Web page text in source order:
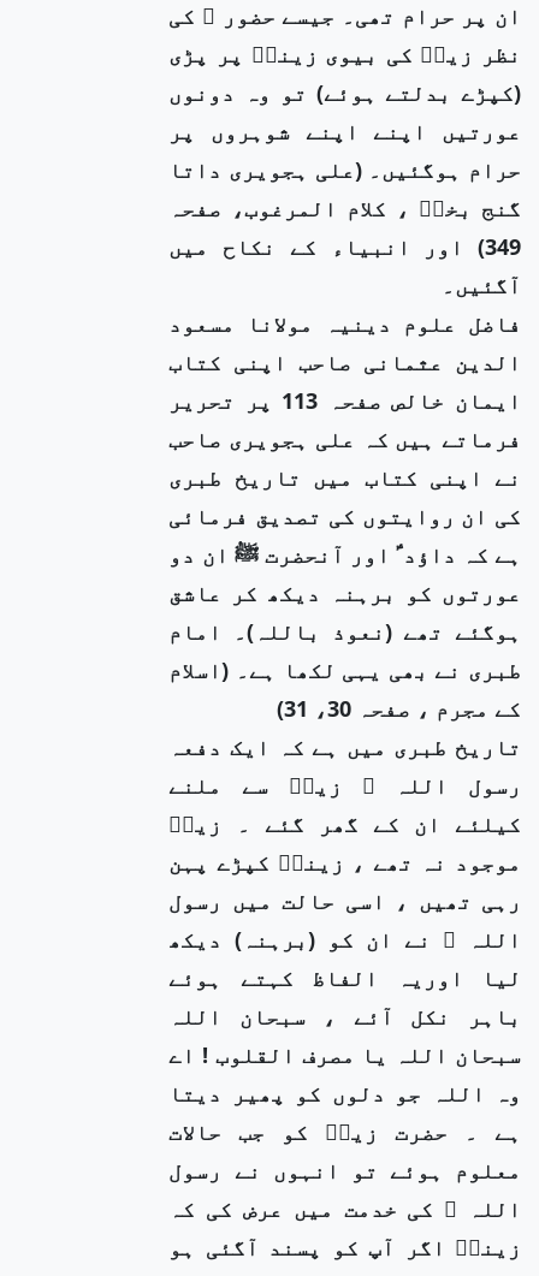
ان پر حرام تھی۔ جیسے حضور ﷺ کی
نظر زیدؓ کی بیوی زینبؓ پر پڑی
(کپڑے بدلتے ہوئے) تو وہ دونوں
عورتیں اپنے اپنے شوہروں پر
حرام ہوگئیں۔ (علی ہجویری داتا
گنج بخشؒ ، کلام المرغوب، صفحہ
349) اور انبیاء کے نکاح میں
آگئیں۔
فاضل علوم دینیہ مولانا مسعود
الدین عثمانی صاحب اپنی کتاب
ایمان خالص صفحہ 113 پر تحریر
فرماتے ہیں کہ علی ہجویری صاحب
نے اپنی کتاب میں تاریخ طبری
کی ان روایتوں کی تصدیق فرمائی
ہے کہ داؤد ؑ اور آنحضرت ﷺ ان دو
عورتوں کو برہنہ دیکھ کر عاشق
ہوگئے تھے (نعوذ باللہ)۔ امام
طبری نے بھی یہی لکھا ہے۔ (اسلام
کے مجرم ، صفحہ 30، 31)
تاریخ طبری میں ہے کہ ایک دفعہ
رسول اللہ ﷺ زیدؓ سے ملنے
کیلئے ان کے گھر گئے ۔ زیدؓ
موجود نہ تھے ، زینبؓ کپڑے پہن
رہی تھیں ، اسی حالت میں رسول
اللہ ﷺ نے ان کو (برہنہ) دیکھ
لیا اوریہ الفاظ کہتے ہوئے
باہر نکل آئے ، سبحان اللہ
سبحان اللہ یا مصرف القلوب ! اے
وہ اللہ جو دلوں کو پھیر دیتا
ہے ۔ حضرت زیدؓ کو جب حالات
معلوم ہوئے تو انہوں نے رسول
اللہ ﷺ کی خدمت میں عرض کی کہ
زینبؓ اگر آپ کو پسند آگئی ہو